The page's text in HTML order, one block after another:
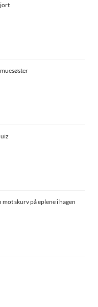
skurv på eplene i hagen